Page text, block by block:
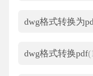
dwg格式转换为
dwg格式转换pdf